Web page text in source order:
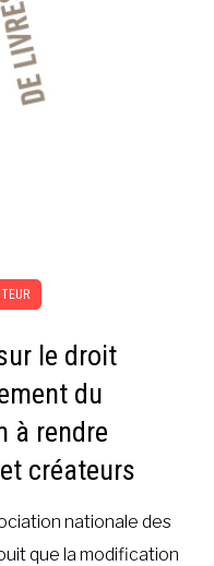
le droit
du
à rendre
créateurs
nationale des
que la modification